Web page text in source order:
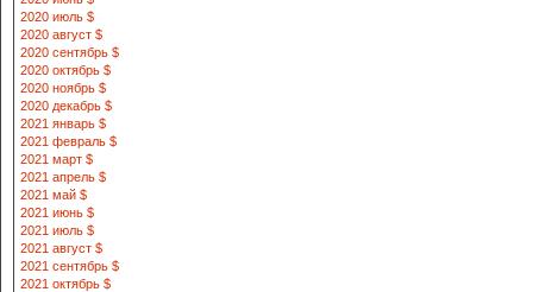
2020 июль $
2020 август $
2020 сентябрь $
2020 октябрь $
2020 ноябрь $
2020 декабрь $
2021 январь $
2021 февраль $
2021 март $
2021 апрель $
2021 май $
2021 июнь $
2021 июль $
2021 август $
2021 сентябрь $
2021 октябрь $